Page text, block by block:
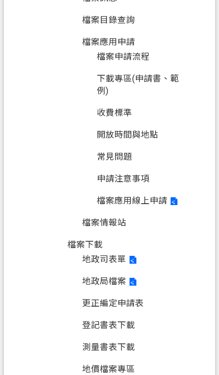
檔案目錄查詢
檔案應用申請
檔案申請流程
下載專區(申請書、範
例)
收費標準
開放時間與地點
常見問題
申請注意事項
檔案應用線上申請
檔案情報站
檔案下載
地政司表單
地政局檔案
更正編定申請表
登記書表下載
測量書表下載
地價檔案專區